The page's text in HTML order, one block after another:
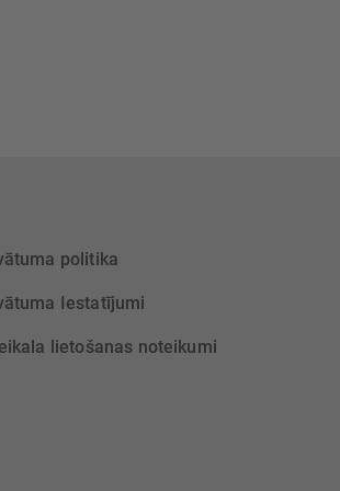
politika
Iestatījumi
lietošanas noteikumi